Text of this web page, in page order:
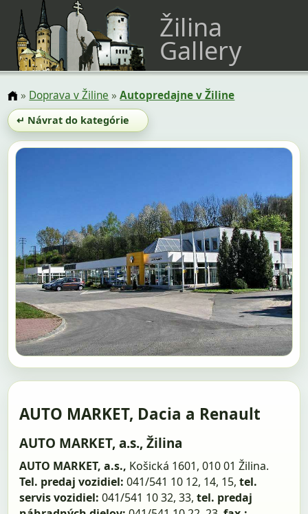
Žilina
Gallery
» Doprava v Žiline »Autopredajne v Žiline
↵ Návrat do kategórie
AUTO MARKET, Dacia a Renault
AUTO MARKET, a.s., Žilina
AUTO MARKET, a.s., Košická 1601, 010 01 Žilina.
Tel. predaj vozidiel: 041/541 10 12, 14, 15,tel.
servis vozidiel: 041/541 10 32, 33,tel. predaj